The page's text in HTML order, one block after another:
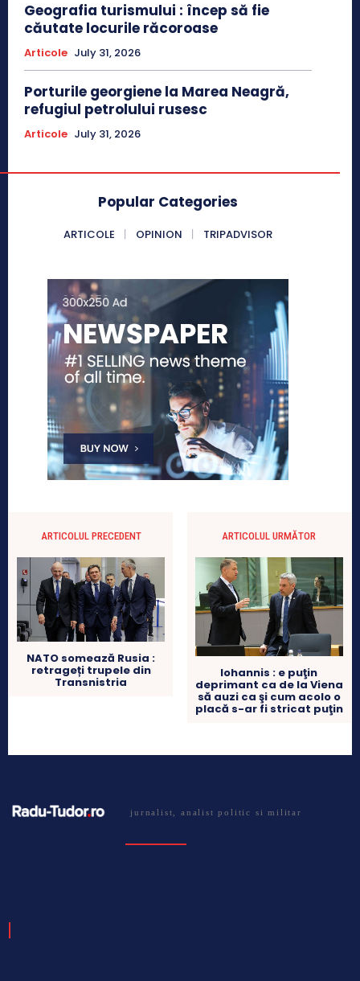
Geografia turismului : încep să fie
căutate locurile răcoroase
Articole July 31, 2026
Porturile georgiene la Marea Neagră,
refugiul petrolului rusesc
Articole July 31, 2026
Popular Categories
ARTICOLE OPINION TRIPADVISOR
ARTICOLUL PRECEDENT
NATO somează Rusia :
retrageți trupele din
Transnistria
ARTICOLUL URMĂTOR
Iohannis : e puţin
deprimant ca de la Viena
să auzi ca şi cum acolo o
placă s-ar fi stricat puţin
jurnalist, analist politic si militar